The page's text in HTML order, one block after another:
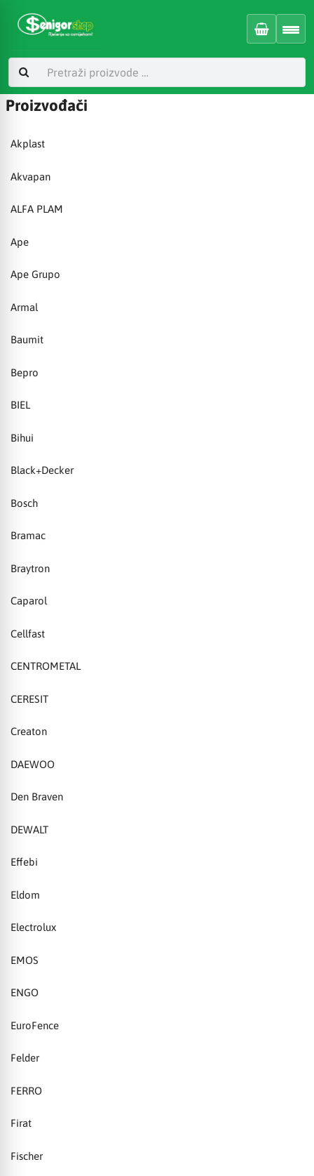
Proizvođači
Akplast
Akvapan
ALFA PLAM
Ape
Ape Grupo
Armal
Baumit
Bepro
BIEL
Bihui
Black+Decker
Bosch
Bramac
Braytron
Caparol
Cellfast
CENTROMETAL
CERESIT
Creaton
DAEWOO
Den Braven
DEWALT
Effebi
Eldom
Electrolux
EMOS
ENGO
EuroFence
Felder
FERRO
Firat
Fischer